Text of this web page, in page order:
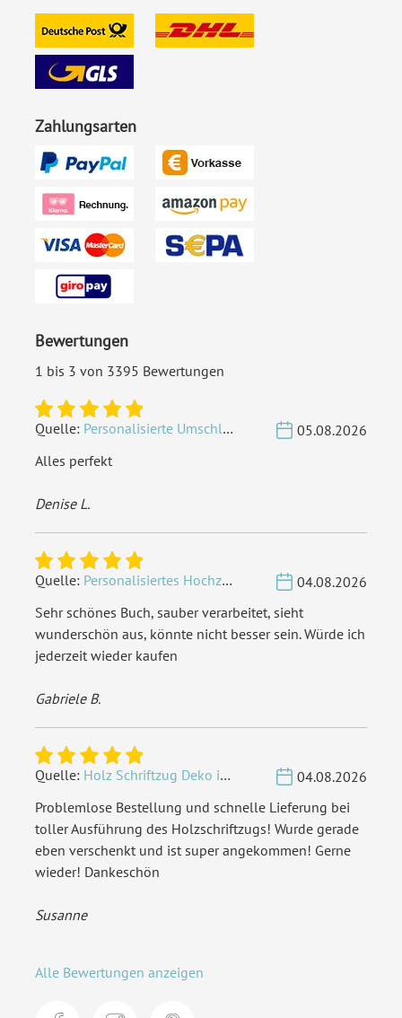
Zahlungsarten
Bewertungen
1 bis 3 von 3395 Bewertungen
Quelle: Personalisierte Umschläge - Vintage - Quadrat 155 x 155 mm
05.08.2026
Alles perfekt
Denise L.
Quelle: Personalisiertes Hochzeit Gästebuch A4 - Herzbaum
04.08.2026
Sehr schönes Buch, sauber verarbeitet, sieht
wunderschön aus, könnte nicht besser sein. Würde ich
jederzeit wieder kaufen
Gabriele B.
Quelle: Holz Schriftzug Deko individuell - Wunschname
04.08.2026
Problemlose Bestellung und schnelle Lieferung bei
toller Ausführung des Holzschriftzugs! Wurde gerade
eben verschenkt und ist super angekommen! Gerne
wieder! Dankeschön
Susanne
Alle Bewertungen anzeigen